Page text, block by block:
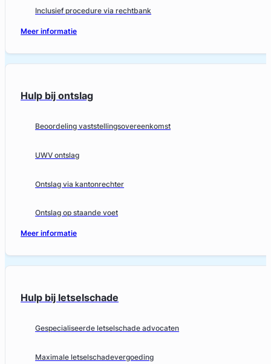
Inclusief procedure via rechtbank
Meer informatie
Hulp bij ontslag
Beoordeling vaststellingsovereenkomst
UWV ontslag
Ontslag via kantonrechter
Ontslag op staande voet
Meer informatie
Hulp bij letselschade
Gespecialiseerde letselschade advocaten
Maximale letselschadevergoeding